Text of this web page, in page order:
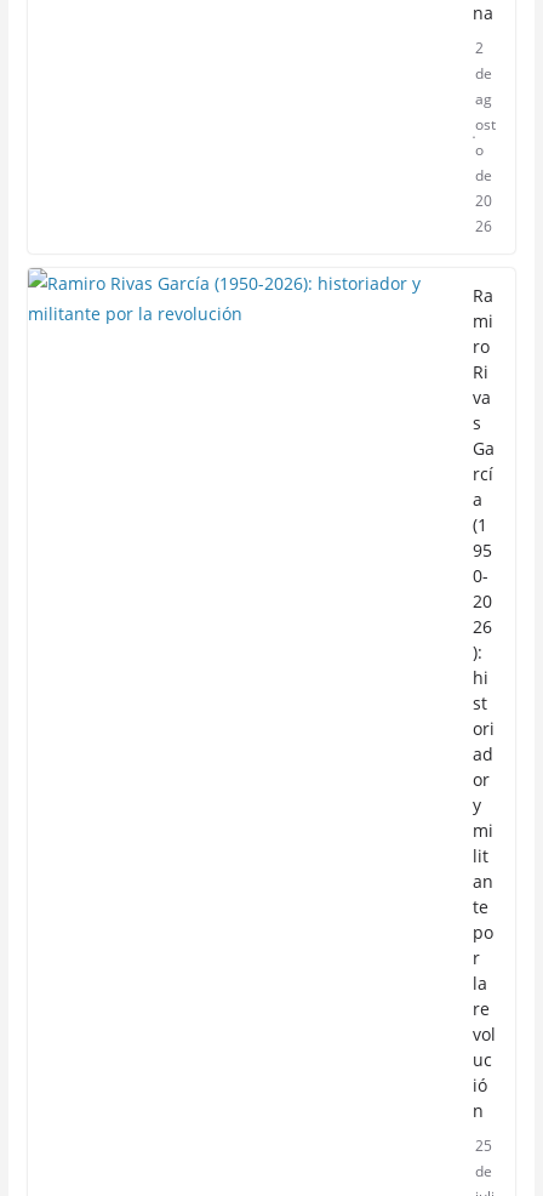
na
2
de
ag
ost
o
de
20
26
Ra
mi
ro
Ri
va
s
Ga
rcí
a
(1
95
0-
20
26
):
hi
st
ori
ad
or
y
mi
lit
an
te
po
r
la
re
vol
uc
ió
n
25
de